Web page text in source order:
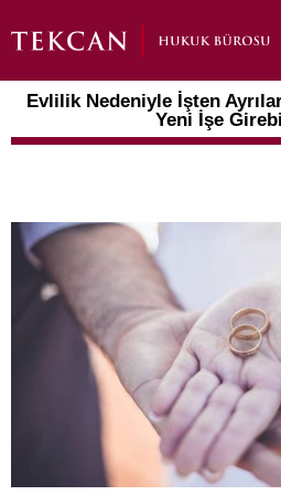
Evlilik Nedeniyle İşten
Yeni İşe